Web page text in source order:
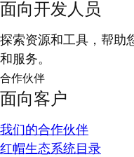
面向开发人员
探索资源和工具，帮助
和服务。
合作伙伴
面向客户
我们的合作伙伴
红帽生态系统目录